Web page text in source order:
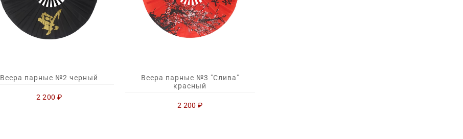
Веера парные №2 черный
2 200 ₽
Веера парные №3 "Слива"
красный
2 200₽